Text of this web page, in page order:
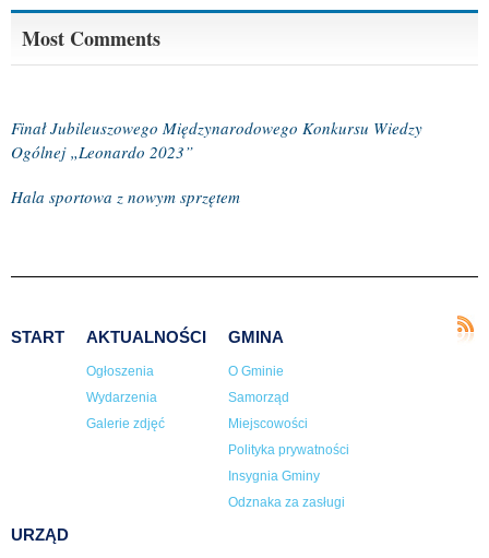
Most Comments
Finał Jubileuszowego Międzynarodowego Konkursu Wiedzy
Ogólnej „Leonardo 2023”
Hala sportowa z nowym sprzętem
START AKTUALNOŚCI
Ogłoszenia
Wydarzenia
Galerie zdjęć
GMINA
O Gminie
Samorząd
Miejscowości
Polityka prywatności
Insygnia Gminy
Odznaka za zasługi
URZĄD